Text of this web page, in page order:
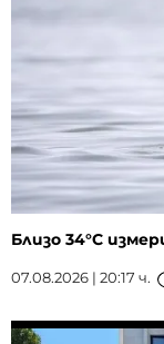
Близо 34°C
07.08.2026 | 20:17 ч.